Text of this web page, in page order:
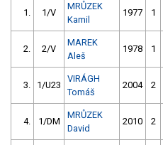
1. 1/V
MRŮZEK
Kamil
1977 1
2. 2/V
MAREK
Aleš
1978 1
3. 1/U23
VIRÁGH
Tomáš
2004 2
4. 1/DM
MRŮZEK
David
2010 2